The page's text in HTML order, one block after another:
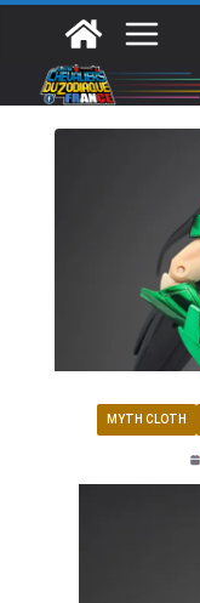
contenu
MYTH CLOTH